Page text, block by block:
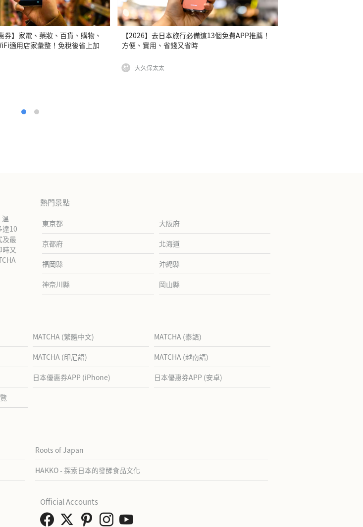
券】家電、藥妝、百貨、購物、
適用店家彙整！免稅後省上加
【2026】去日本旅行必備這13個免費APP推薦！
方便、實用、省錢又省時
大久保太太
溫
達10
及最
又
熱門景點
東京都 大阪府
京都府 北海道
福岡縣 沖繩縣
神奈川縣 岡山縣
MATCHA (繁體中文) MATCHA (泰語)
MATCHA (印尼語) MATCHA (越南語)
日本優惠券APP (iPhone) 日本優惠券APP (安卓)
Roots of Japan
HAKKO - 探索日本的發酵食品文化
Official Accounts